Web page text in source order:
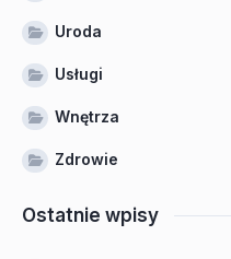
Uroda
Usługi
Wnętrza
Zdrowie
Ostatnie wpisy